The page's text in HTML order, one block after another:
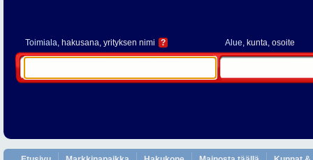
Toimiala, hakusana, yrityksen nimi ? Alue, kunta, osoite